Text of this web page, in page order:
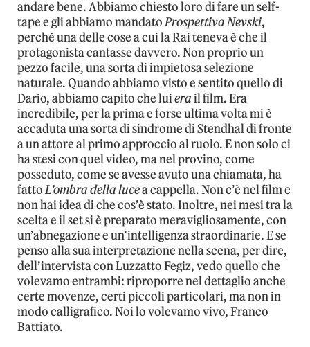
andare bene. Abbiamo chiesto loro di fare un self-
tape e gli abbiamo mandatoProspettiva Nevski,
perché una delle cose a cui la Rai teneva è che il
protagonista cantasse davvero. Non proprio un
pezzo facile, una sorta di impietosa selezione
naturale. Quando abbiamo visto e sentito quello di
Dario, abbiamo capito che luierail film. Era
incredibile, per la prima e forse ultima volta mi è
accaduta una sorta di sindrome di Stendhal di fronte
a un attore al primo approccio al ruolo. E non solo ci
ha stesi con quel video, ma nel provino, come
posseduto, come se avesse avuto una chiamata, ha
fattoL’ombra della lucea cappella. Non c’è nel film e
non hai idea di che cos’è stato. Inoltre, nei mesi tra la
scelta e il set si è preparato meravigliosamente, con
un’abnegazione e un’intelligenza straordinarie. E se
penso alla sua interpretazione nella scena, per dire,
dell’intervista con Luzzatto Fegiz, vedo quello che
volevamo entrambi: riproporre nel dettaglio anche
certe movenze, certi piccoli particolari, ma non in
modo calligrafico. Noi lo volevamo vivo, Franco
Battiato.